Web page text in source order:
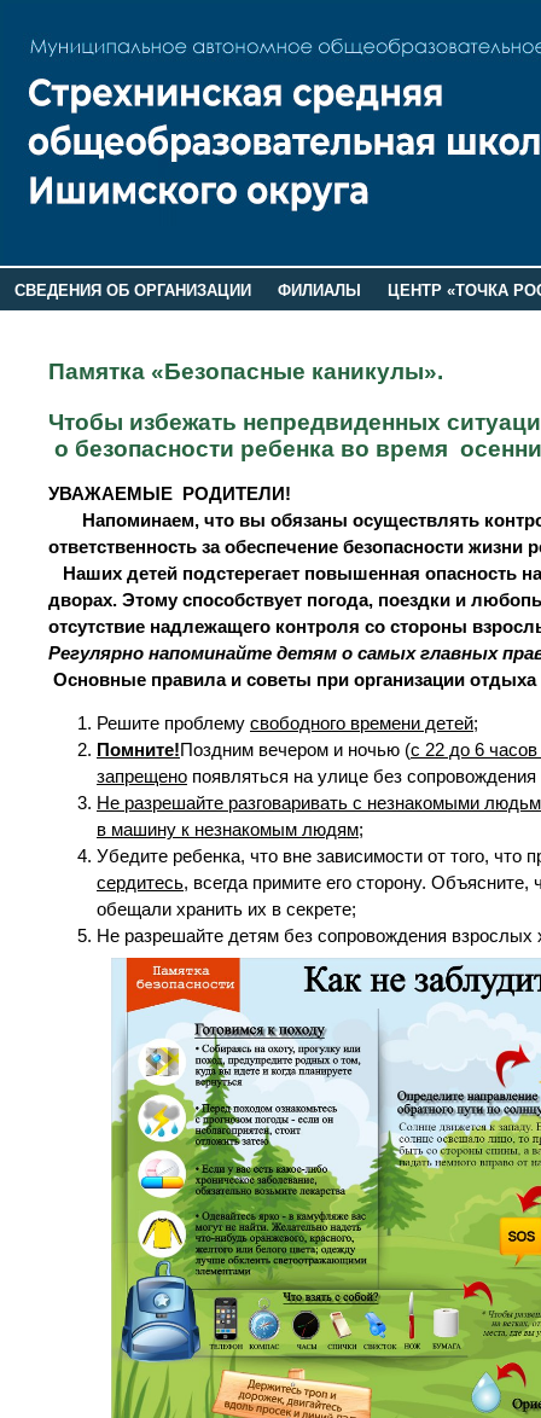
СВЕДЕНИЯ ОБ ОРГАНИЗАЦИИ ФИЛИАЛЫ
ЦЕНТР «ТОЧКА
Памятка «Безопасные каникулы».
Чтобы избежать непредвиденных
о безопасности ребенка во время
УВАЖАЕМЫЕ РОДИТЕЛИ!
Напоминаем, что вы обязаны осуществлять
ответственность за обеспечение безопасности жизни
Наших детей подстерегает повышенная опасность
дворах. Этому способствует погода, поездки и
отсутствие надлежащего контроля со стороны
Регулярно напоминайте детям о самых главных
Основные правила и советы при организации отдыха
Решите проблему свободного времени детей;
Помните!Поздним вечером и ночью (с 22 до 6
запрещено появляться на улице без
Не разрешайте разговаривать с незнакомыми
в машину к незнакомым людям;
Убедите ребенка, что вне зависимости от того, что
сердитесь, всегда примите его сторону.
обещали хранить их в секрете;
Не разрешайте детям без сопровождения